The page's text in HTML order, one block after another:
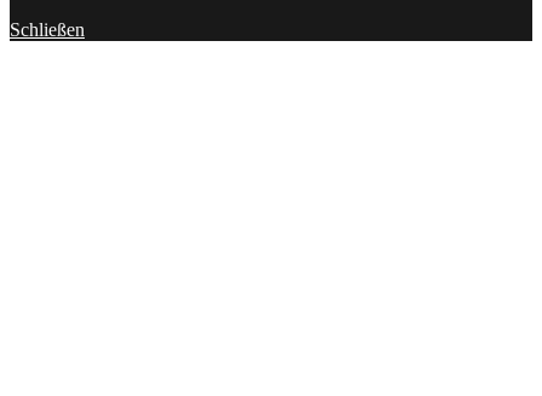
Schließen